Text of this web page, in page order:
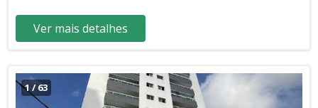
descanso e 1 vaga de garagem. Tudo pensado para
proporcionar mais comodidade no dia a dia. Localizado no
escolas, farmácias, bancos, restaurantes e a poucos minutos
da praia, garantindo praticidade e qualidade de vida.
Ver mais detalhes
1 /63